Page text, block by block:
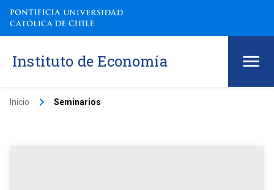
Instituto de Economía
Inicio keyboard_arrow_right Seminarios